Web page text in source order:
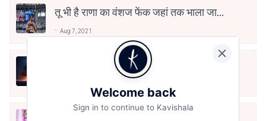
तू भी है राणा का वंशज फेंक जहां तक भाला जाए:
Aug 7, 2021
हिज्र पे ये रात भी
Welcome back
Sign in to continue to Kavishala